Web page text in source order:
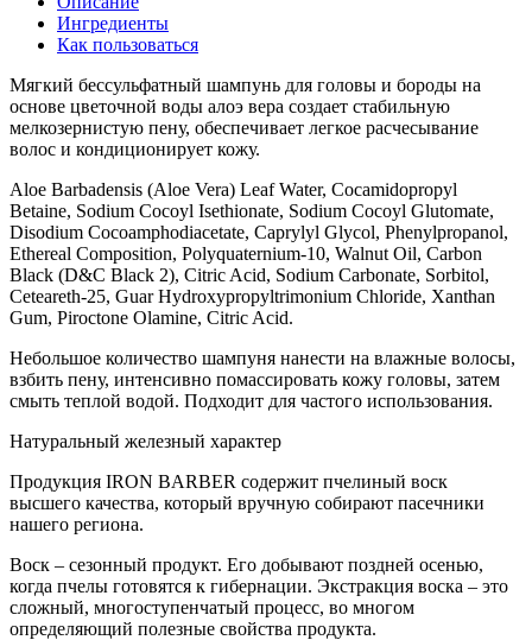
Ингредиенты
Как пользоваться
Мягкий бессульфатный шампунь для головы и бороды на
основе цветочной воды алоэ вера создает стабильную
мелкозернистую пену, обеспечивает легкое расчесывание
волос и кондиционирует кожу.
Aloe Barbadensis (Aloe Vera) Leaf Water, Cocamidopropyl
Betaine, Sodium Cocoyl Isethionate, Sodium Cocoyl Glutomate,
Disodium Cocoamphodiacetate, Caprylyl Glycol, Phenylpropanol,
Ethereal Composition, Polyquaternium-10, Walnut Oil, Carbon
Black (D&C Black 2), Citric Acid, Sodium Carbonate, Sorbitol,
Ceteareth-25, Guar Hydroxypropyltrimonium Chloride, Xanthan
Gum, Piroctone Olamine, Citric Acid.
Небольшое количество шампуня нанести на влажные волосы,
взбить пену, интенсивно помассировать кожу головы, затем
смыть теплой водой. Подходит для частого использования.
Натуральный железный характер
Продукция IRON BARBER содержит пчелиный воск
высшего качества, который вручную собирают пасечники
нашего региона.
Воск – сезонный продукт. Его добывают поздней осенью,
когда пчелы готовятся к гибернации. Экстракция воска – это
сложный, многоступенчатый процесс, во многом
определяющий полезные свойства продукта.